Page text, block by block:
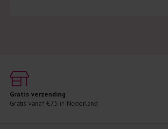
Gratis verzending
Gratis vanaf €75 in Nederland